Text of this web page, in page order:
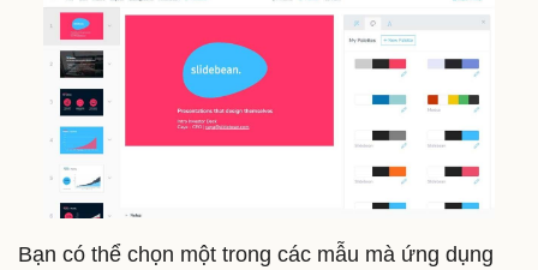
Bạn có thể chọn một trong các mẫu mà ứng dụng